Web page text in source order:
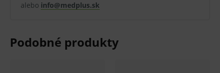
alebo info@medplus.sk